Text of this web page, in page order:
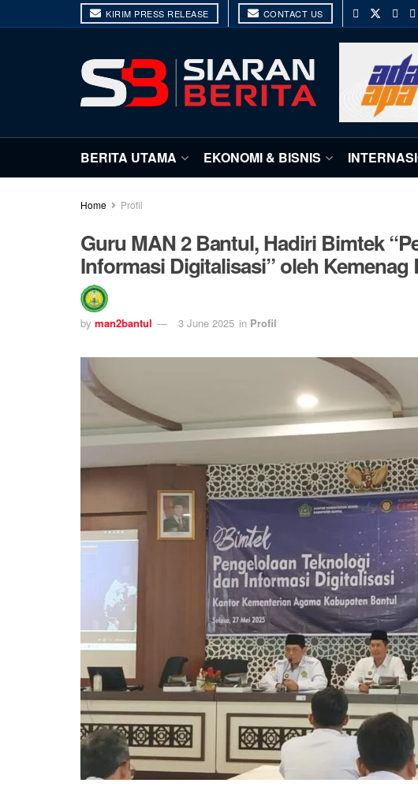
KIRIM PRESS RELEASE CONTACT US
BERITA UTAMA EKONOMI & BISNIS
Home Profil
Guru MAN 2 Bantul, Hadiri Bimtek
Informasi Digitalisasi” oleh Kemenag
by man2bantul 3 June 2025 in Profil